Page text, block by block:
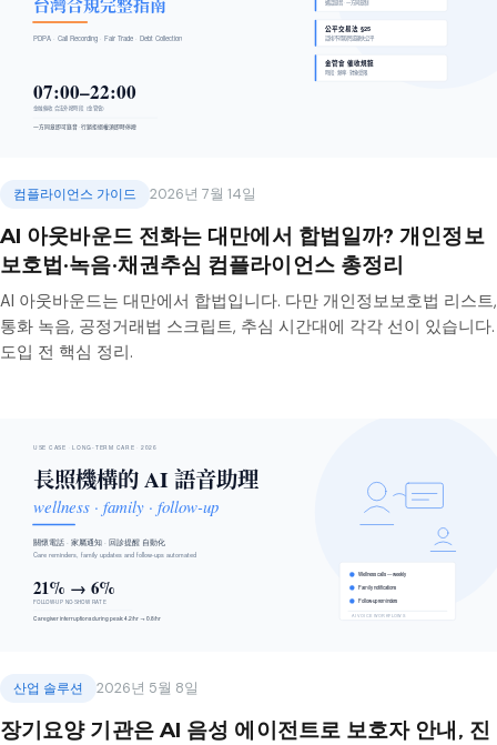
컴플라이언스 가이드 2026년 7월 14일
AI 아웃바운드 전화는 대만에서 합법일까? 개인정보
보호법·녹음·채권추심 컴플라이언스 총정리
AI 아웃바운드는 대만에서 합법입니다. 다만 개인정보보호법 리스트,
통화 녹음, 공정거래법 스크립트, 추심 시간대에 각각 선이 있습니다.
도입 전 핵심 정리.
산업 솔루션 2026년 5월 8일
장기요양 기관은 AI 음성 에이전트로 보호자 안내, 진